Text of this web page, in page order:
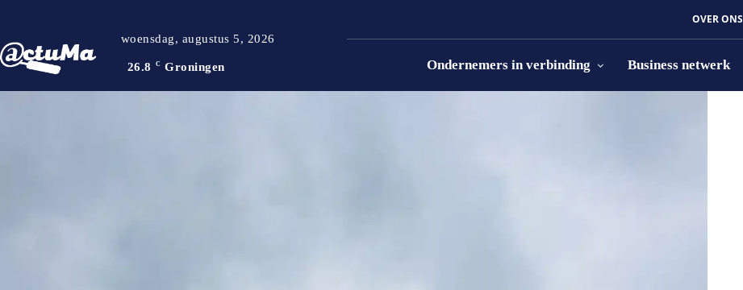
woensdag, augustus 5, 2026
26.8 C Groningen
OVER ONS
Ondernemers in verbinding Business netwerk